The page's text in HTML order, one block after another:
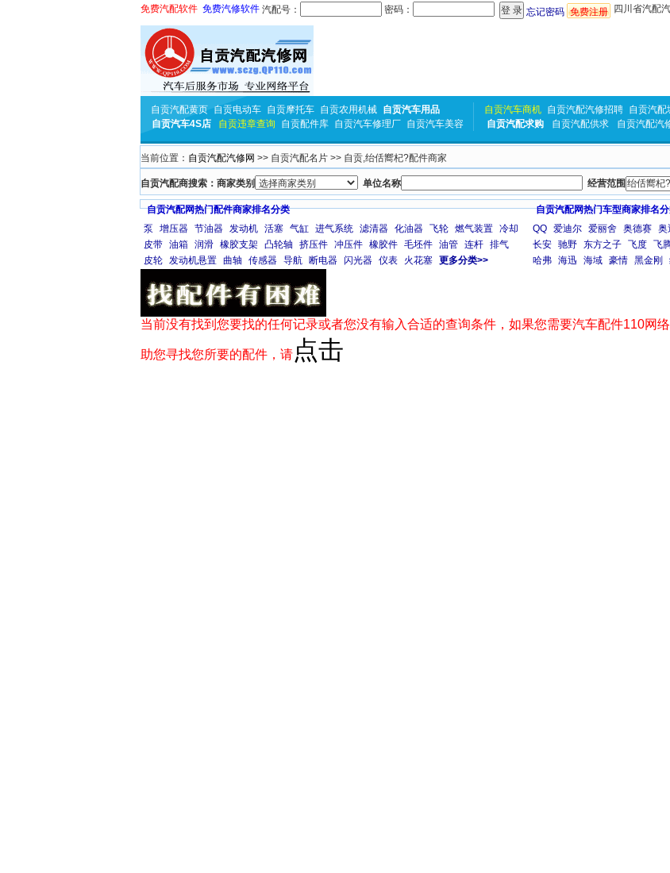
免费汽配软件 免费汽修软件 汽配号： 密码： 忘记密码 免费注册 四川省汽配
自贡汽配黄页 自贡电动车 自贡摩托车 自贡农用机械 自贡汽车用品
自贡汽车4S店
自贡违章查询 自贡配件库 自贡汽车修理厂 自贡汽车美容
自贡汽车商机 自贡汽配汽修招聘 自贡汽配
自贡汽配求购
自贡汽配供求 自贡汽配汽
当前位置： 自贡汽配汽修网 >> 自贡汽配名片 >> 自贡,绐佸嚮杞?配件商家
自贡汽配商搜索：商家类别 单位名称 经营范围
自贡汽配网热门配件商家排名分类
泵
增压器 节油器 发动机 活塞 气缸 进气系统 滤清器 化油器 飞轮 燃气装置 冷却
皮带 油箱 润滑 橡胶支架 凸轮轴 挤压件 冲压件 橡胶件 毛坯件 油管 连杆 排气
皮轮 发动机悬置 曲轴 传感器 导航 断电器 闪光器 仪表 火花塞 更多分类>>
自贡汽配网热门车型商家排名
QQ 爱迪尔 爱丽舍 奥德赛 奥
长安 驰野 东方之子 飞度 飞
哈弗 海迅 海域 豪情 黑金刚
当前没有找到您要找的任何记录或者您没有输入合适的查询条件，如果您需要汽车配件110网
助您寻找您所要的配件，请 点击